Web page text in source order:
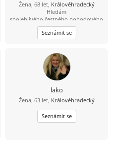
Žena, 68 let, Královéhradecký
Hledám
spolehlivého,čestného,pohodového
,zabezpečeného muže,nekuřáka s
duší
kluka.Cestování,příroda,turistika
Seznámit se
lako
Žena, 63 let, Královéhradecký
Seznámit se